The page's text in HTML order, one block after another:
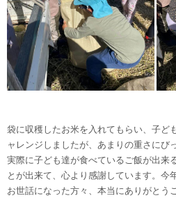
袋に収穫したお米を入れてもらい、子ど
ャレンジしましたが、あまりの重さにび
実際に子ども達が食べているご飯が出来
とが出来て、心より感謝しています。今
お世話になった方々、本当にありがとう